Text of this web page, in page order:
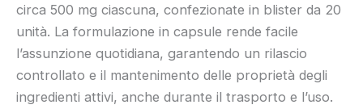
circa 500 mg ciascuna, confezionate in blister da 20
unità. La formulazione in capsule rende facile
l’assunzione quotidiana, garantendo un rilascio
controllato e il mantenimento delle proprietà degli
ingredienti attivi, anche durante il trasporto e l’uso.